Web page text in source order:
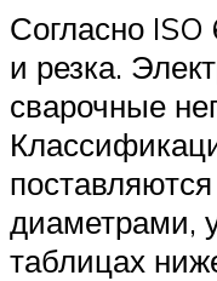
Согласно ISO
и резка.
сварочные
диаметрами,
таблицах